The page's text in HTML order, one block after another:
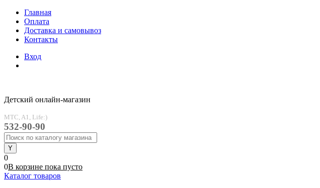
Главная
Оплата
Доставка и самовывоз
Контакты
Вход
Детский онлайн-магазин
MTC, A1, Life:)
532-90-90
0
0В корзине пока пусто
Каталог товаров